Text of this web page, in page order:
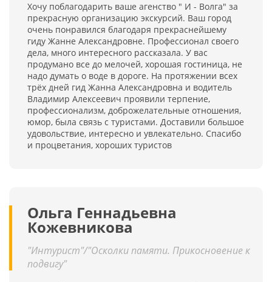
Хочу поблагодарить ваше агенство " И - Волга" за
прекрасную организацию экскурсий. Ваш город
очень понравился благодаря прекраснейшему
гиду Жанне Александровне. Профессионал своего
дела, много интересного рассказала. У вас
продумано все до мелочей, хорошая гостиница, не
надо думать о воде в дороге. На протяжении всех
трёх дней гид Жанна Александровна и водитель
Владимир Алексеевич проявили терпение,
профессионализм, доброжелательные отношения,
юмор, была связь с туристами. Доставили большое
удовольствие, интересно и увлекательно. Спасибо
и процветания, хороших туристов
Ольга Геннадьевна
Кожевникова
"Интурист"/"Осколки памяти. Прикосновение к
подвигу"